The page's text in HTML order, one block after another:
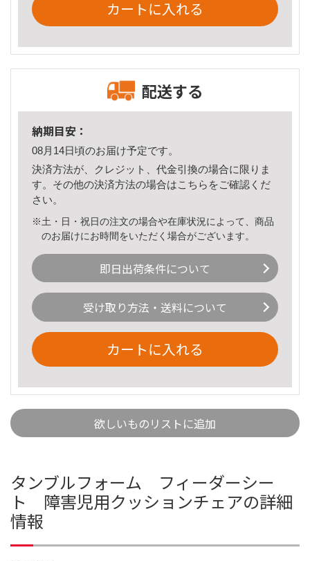
カートに入れる
配送する
納期目安：
08月14日頃のお届け予定です。
決済方法が、クレジット、代金引換の場合に限りま
す。その他の決済方法の場合はこちら をご確認くだ
さい。
※土・日・祝日の注文の場合や在庫状況によって、商品
のお届けにお時間をいただく場合がございます。
即日出荷条件について
受け取り方法・送料について
カートに入れる
欲しいものリストに追加
タンブルフォーム フィーダーシー
ト 障害児用クッションチェアの詳細
情報